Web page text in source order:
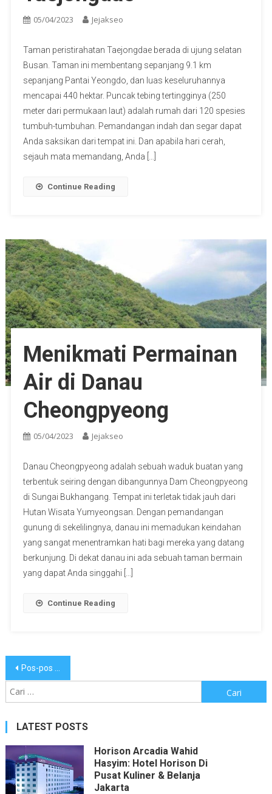
05/04/2023 Jejakseo
Taman peristirahatan Taejongdae berada di ujung selatan
Busan. Taman ini membentang sepanjang 9.1 km
sepanjang Pantai Yeongdo, dan luas keseluruhannya
mencapai 440 hektar. Puncak tebing tertingginya (250
meter dari permukaan laut) adalah rumah dari 120 spesies
tumbuh-tumbuhan. Pemandangan indah dan segar dapat
Anda saksikan dari tempat ini. Dan apabila hari cerah,
sejauh mata memandang, Anda […]
Continue Reading
Menikmati Permainan
Air di Danau
Cheongpyeong
05/04/2023 Jejakseo
Danau Cheongpyeong adalah sebuah waduk buatan yang
terbentuk seiring dengan dibangunnya Dam Cheongpyeong
di Sungai Bukhangang. Tempat ini terletak tidak jauh dari
Hutan Wisata Yumyeongsan. Dengan pemandangan
gunung di sekelilingnya, danau ini memadukan keindahan
yang sangat menentramkan hati bagi mereka yang datang
berkunjung. Di dekat danau ini ada sebuah taman bermain
yang dapat Anda singgahi […]
Continue Reading
Navigasi
pos
Pos-pos lama
untuk:
LATEST POSTS
Horison Arcadia Wahid
Hasyim: Hotel Horison Di
Pusat Kuliner & Belanja
Jakarta